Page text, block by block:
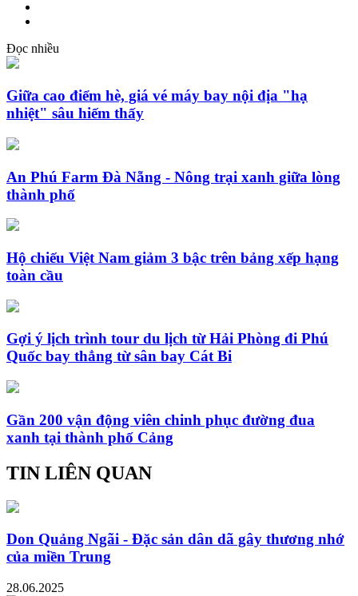
Đọc nhiều
Giữa cao điểm hè, giá vé máy bay nội địa "hạ
nhiệt" sâu hiếm thấy
An Phú Farm Đà Nẵng - Nông trại xanh giữa lòng
thành phố
Hộ chiếu Việt Nam giảm 3 bậc trên bảng xếp hạng
toàn cầu
Gợi ý lịch trình tour du lịch từ Hải Phòng đi Phú
Quốc bay thẳng từ sân bay Cát Bi
Gần 200 vận động viên chinh phục đường đua
xanh tại thành phố Cảng
TIN LIÊN QUAN
Don Quảng Ngãi - Đặc sản dân dã gây thương nhớ
của miền Trung
28.06.2025